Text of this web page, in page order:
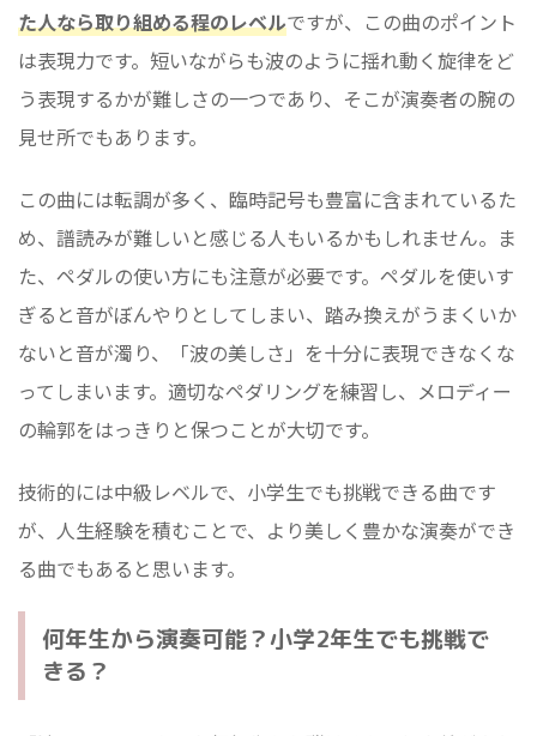
た人なら取り組める程のレベルですが、この曲のポイント
は表現力です。短いながらも波のように揺れ動く旋律をど
う表現するかが難しさの一つであり、そこが演奏者の腕の
見せ所でもあります。
この曲には転調が多く、臨時記号も豊富に含まれているた
め、譜読みが難しいと感じる人もいるかもしれません。ま
た、ペダルの使い方にも注意が必要です。ペダルを使いす
ぎると音がぼんやりとしてしまい、踏み換えがうまくいか
ないと音が濁り、「波の美しさ」を十分に表現できなくな
ってしまいます。適切なペダリングを練習し、メロディー
の輪郭をはっきりと保つことが大切です。
技術的には中級レベルで、小学生でも挑戦できる曲です
が、人生経験を積むことで、より美しく豊かな演奏ができ
る曲でもあると思います。
何年生から演奏可能？小学2年生でも挑戦で
きる？